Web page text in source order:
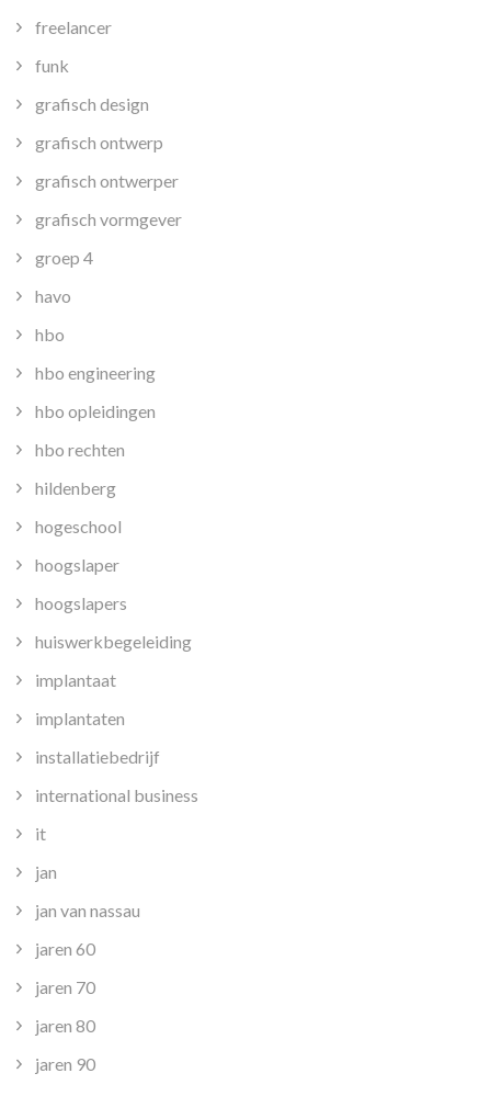
freelancer
funk
grafisch design
grafisch ontwerp
grafisch ontwerper
grafisch vormgever
groep 4
havo
hbo
hbo engineering
hbo opleidingen
hbo rechten
hildenberg
hogeschool
hoogslaper
hoogslapers
huiswerkbegeleiding
implantaat
implantaten
installatiebedrijf
international business
it
jan
jan van nassau
jaren 60
jaren 70
jaren 80
jaren 90